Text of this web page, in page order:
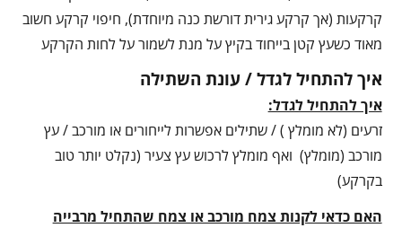
קרקעות (אך קרקע גירית דורשת כנה מיוחדת), חיפוי קרקע חשוב
מאוד כשעץ קטן בייחוד בקיץ על מנת לשמור על לחות הקרקע
איך להתחיל לגדל / עונת השתילה
איך להתחיל לגדל:
זרעים (לא מומלץ ) / שתילים אפשרות לייחורים או מורכב / עץ
מורכב (מומלץ) ואף מומלץ לרכוש עץ צעיר (נקלט יותר טוב
בקרקע)
האם כדאי לקנות צמח מורכב או צמח שהתחיל מרבייה